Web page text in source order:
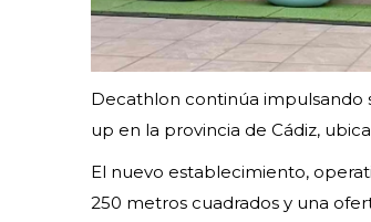
Decathlon continúa impulsando
up en la provincia de Cádiz,
El nuevo establecimiento,
250 metros cuadrados y una